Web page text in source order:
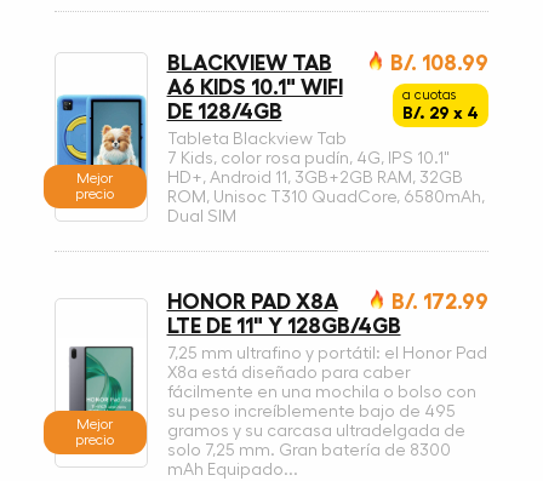
Mejor
precio
B/. 108.99
a cuotas
B/. 29 x 4
BLACKVIEW TAB
A6 KIDS 10.1" WIFI
DE 128/4GB
Tableta Blackview Tab
7 Kids, color rosa pudín, 4G, IPS 10.1"
HD+, Android 11, 3GB+2GB RAM, 32GB
ROM, Unisoc T310 QuadCore, 6580mAh,
Dual SIM
Mejor
precio
B/. 172.99
HONOR PAD X8A
LTE DE 11" Y 128GB/4GB
7,25 mm ultrafino y portátil: el Honor Pad
X8a está diseñado para caber
fácilmente en una mochila o bolso con
su peso increíblemente bajo de 495
gramos y su carcasa ultradelgada de
solo 7,25 mm. Gran batería de 8300
mAh Equipado...